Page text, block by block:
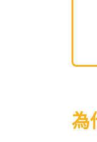
為